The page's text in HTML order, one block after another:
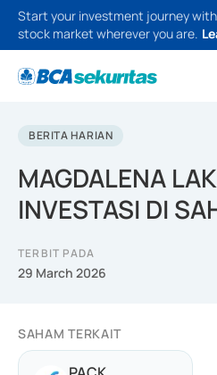
Start your investment journey
stock market wherever you are.
BERITA HARIAN
MAGDALENA
INVESTASI DI
TERBIT PADA
29 March 2026
SAHAM TERKAIT